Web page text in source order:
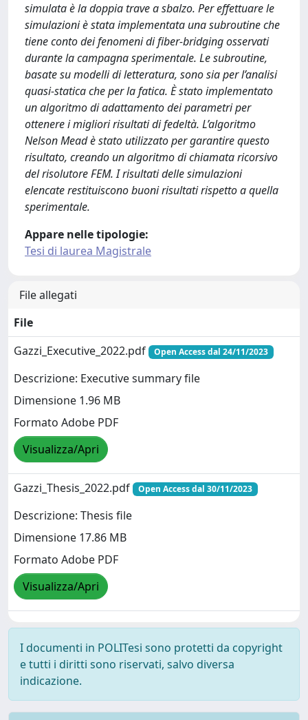
simulata è la doppia trave a sbalzo. Per effettuare le
simulazioni è stata implementata una subroutine che
tiene conto dei fenomeni di fiber-bridging osservati
durante la campagna sperimentale. Le subroutine,
basate su modelli di letteratura, sono sia per l’analisi
quasi-statica che per la fatica. È stato implementato
un algoritmo di adattamento dei parametri per
ottenere i migliori risultati di fedeltà. L’algoritmo
Nelson Mead è stato utilizzato per garantire questo
risultato, creando un algoritmo di chiamata ricorsivo
del risolutore FEM. I risultati delle simulazioni
elencate restituiscono buoni risultati rispetto a quella
sperimentale.
Appare nelle tipologie:
Tesi di laurea Magistrale
File allegati
File
Gazzi_Executive_2022.pdf
Open Access dal 24/11/2023
Descrizione: Executive summary file
Dimensione 1.96 MB
Formato Adobe PDF
Visualizza/Apri
Gazzi_Thesis_2022.pdf Open Access dal 30/11/2023
Descrizione: Thesis file
Dimensione 17.86 MB
Formato Adobe PDF
Visualizza/Apri
I documenti in POLITesi sono protetti da copyright
e tutti i diritti sono riservati, salvo diversa
indicazione.